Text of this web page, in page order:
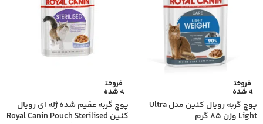
فروخت
ه شده
پوچ گربه رویال کنین مدل Ultra
Light وزن 85 گرم
فروخت
ه شده
پوچ گربه عقیم شده ژله ای رویال
کنین Royal Canin Pouch Sterilised